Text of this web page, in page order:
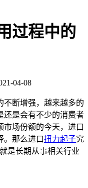
过程中的
04-08
断增强，越来越多的
还是会有不少的消费者
市场份额的今天，进口
。那么进口扭力起子究
是长期从事相关行业